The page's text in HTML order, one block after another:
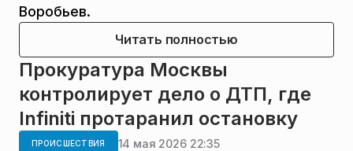
Воробьев.
Читать полностью
Прокуратура Москвы
контролирует дело о ДТП, где
Infiniti протаранил остановку
ПРОИСШЕСТВИЯ 14 мая 2026 22:35